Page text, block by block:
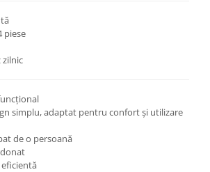
piese
zilnic
simplu, adaptat pentru confort și utilizare
de o persoană